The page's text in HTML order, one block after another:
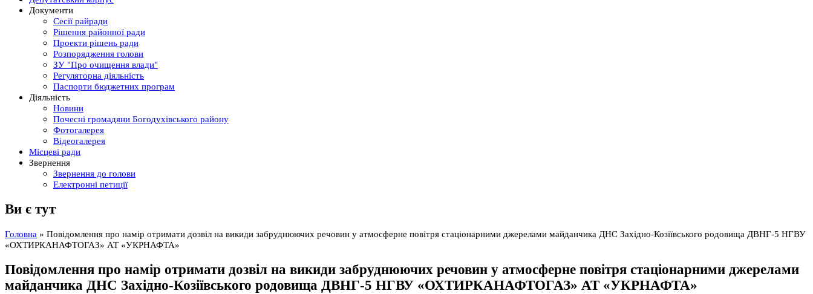
Документи
Сесії райради
Рішення районної ради
Проекти рішень ради
Розпорядження голови
ЗУ "Про очищення влади"
Регуляторна діяльність
Паспорти бюджетних програм
Діяльність
Новини
Почесні громадяни Богодухівського району
Фотогалерея
Відеогалерея
Місцеві ради
Звернення
Звернення до голови
Електронні петиції
Ви є тут
Головна » Повідомлення про намір отримати дозвіл на викиди забруднюючих речовин у атмосферне повітря стаціонарними джерелами майданчика ДНС Західно-Козіївського родовища ДВНГ-5 НГВУ
«ОХТИРКАНАФТОГАЗ» АТ «УКРНАФТА»
Повідомлення про намір отримати дозвіл на викиди забруднюючих речовин у атмосферне повітря стаціонарними джерелами
майданчика ДНС Західно-Козіївського родовища ДВНГ-5 НГВУ «ОХТИРКАНАФТОГАЗ» АТ «УКРНАФТА»